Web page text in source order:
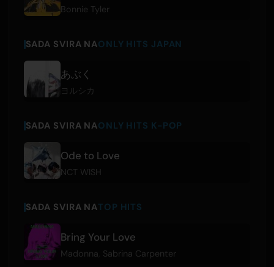
Bonnie Tyler
SADA SVIRA NAONLY HITS JAPAN
あぶく
ヨルシカ
SADA SVIRA NAONLY HITS K-POP
Ode to Love
NCT WISH
SADA SVIRA NATOP HITS
Bring Your Love
Madonna Sabrina Carpenter